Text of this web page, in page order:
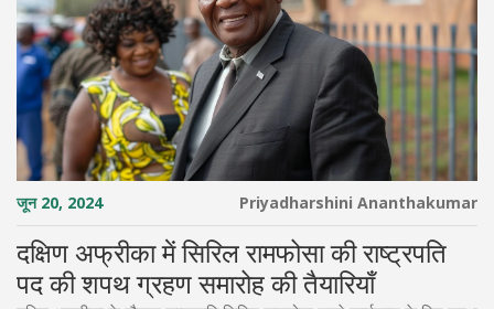
जून 20, 2024 Priyadharshini Ananthakumar
दक्षिण अफ्रीका में सिरिल रामफोसा की राष्ट्रपति
पद की शपथ ग्रहण समारोह की तैयारियाँ